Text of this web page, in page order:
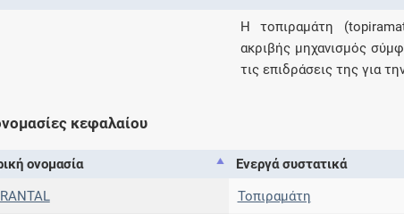
Η τοπιραμάτη
ακριβής μηχανισμός
τις επιδράσεις της για
κεφαλαίου
ονομασία Ενεργά συστατικά
Τοπιραμάτη